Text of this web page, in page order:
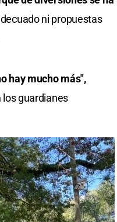
ni propuestas
hay mucho más",
guardianes